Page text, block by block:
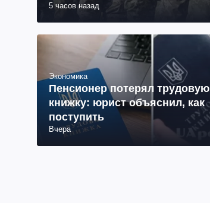
вуз: объяснение юриста
5 часов назад
Экономика
Пенсионер потерял трудовую
книжку: юрист объяснил, как
поступить
Вчера